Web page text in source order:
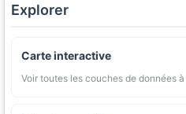
Explorer
Carte interactive
Voir toutes les couches de données